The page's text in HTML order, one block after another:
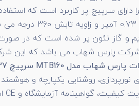
دارای سرپیچ پر کاربرد است که
دارای شار
و گاز نئون پر شده است که در
پارس شهاب می باشد که این شرکت
نورپردازی، روشنایی یکپارچه و